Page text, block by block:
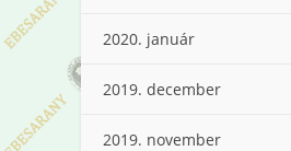
2020. január
2019. december
2019. november